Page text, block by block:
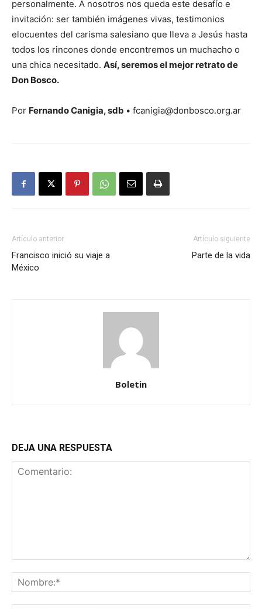
personalmente. A nosotros nos queda este desafío e
invitación: ser también imágenes vivas, testimonios
elocuentes del carisma salesiano que lleva a Jesús hasta
todos los rincones donde encontremos un muchacho o
una chica necesitado. Así, seremos el mejor retrato de
Don Bosco.
Por Fernando Canigia, sdb • fcanigia@donbosco.org.ar
Artículo anterior
Francisco inició su viaje a
México
Artículo siguiente
Parte de la vida
Boletin
DEJA UNA RESPUESTA